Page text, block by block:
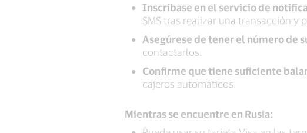
Inscríbase en el servicio de
SMS tras realizar una transacción y
Asegúrese de tener el número de
contactarlos.
Confirme que tiene suficiente
cajeros automáticos.
Mientras se encuentre en Rusia: